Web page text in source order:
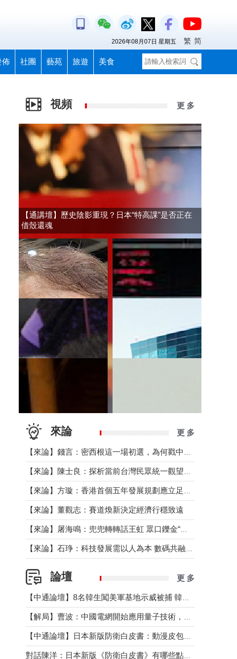
佈 社團 藝苑 旅遊 美食
2026年08月07日 星期五 繁 简
視頻 更 多
【通講壇】歷史陰影重現？日本“特高課”是否正在
借殼還魂
來論 更 多
【來論】董觀志：賽道煥新決定經濟行穩致遠
論壇 更 多